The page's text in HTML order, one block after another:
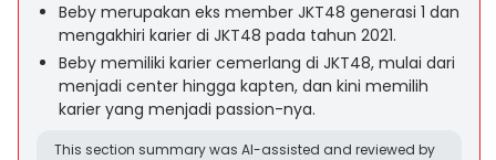
Beby merupakan eks member JKT48 generasi 1 dan
mengakhiri karier di JKT48 pada tahun 2021.
Beby memiliki karier cemerlang di JKT48, mulai dari
menjadi center hingga kapten, dan kini memilih
karier yang menjadi passion-nya.
This section summary was AI-assisted and reviewed by